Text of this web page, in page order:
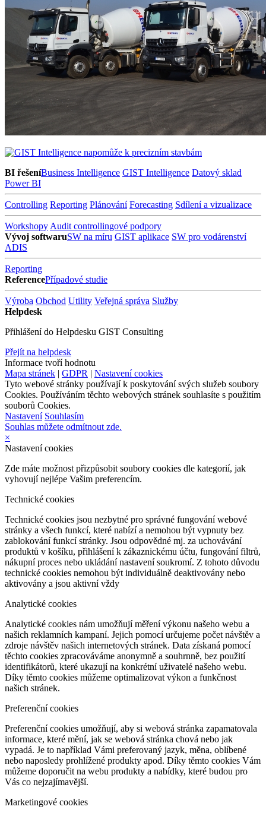
BI řešeníBusiness Intelligence GIST Intelligence Datový sklad
Power BI
Controlling Reporting Plánování Forecasting Sdílení a vizualizace
Workshopy Audit controllingové podpory
Vývoj softwaruSW na míru GIST aplikace SW pro vodárenství
ADIS
Reporting
ReferencePřípadové studie
Výroba Obchod Utility Veřejná správa Služby
Helpdesk
Přihlášení do Helpdesku GIST Consulting
Přejít na helpdesk
Informace tvoří hodnotu
Mapa stránek | GDPR | Nastavení cookies
Tyto webové stránky používají k poskytování svých služeb soubory
Cookies. Používáním těchto webových stránek souhlasíte s použitím
souborů Cookies.
Nastavení Souhlasím
Souhlas můžete odmítnout zde.
×
Nastavení cookies
Zde máte možnost přizpůsobit soubory cookies dle kategorií, jak
vyhovují nejlépe Vašim preferencím.
Technické cookies
Technické cookies jsou nezbytné pro správné fungování webové
stránky a všech funkcí, které nabízí a nemohou být vypnuty bez
zablokování funkcí stránky. Jsou odpovědné mj. za uchovávání
produktů v košíku, přihlášení k zákaznickému účtu, fungování filtrů,
nákupní proces nebo ukládání nastavení soukromí. Z tohoto důvodu
technické cookies nemohou být individuálně deaktivovány nebo
aktivovány a jsou aktivní vždy
Analytické cookies
Analytické cookies nám umožňují měření výkonu našeho webu a
našich reklamních kampaní. Jejich pomocí určujeme počet návštěv a
zdroje návštěv našich internetových stránek. Data získaná pomocí
těchto cookies zpracováváme anonymně a souhrnně, bez použití
identifikátorů, které ukazují na konkrétní uživatelé našeho webu.
Díky těmto cookies můžeme optimalizovat výkon a funkčnost
našich stránek.
Preferenční cookies
Preferenční cookies umožňují, aby si webová stránka zapamatovala
informace, které mění, jak se webová stránka chová nebo jak
vypadá. Je to například Vámi preferovaný jazyk, měna, oblíbené
nebo naposledy prohlížené produkty apod. Díky těmto cookies Vám
můžeme doporučit na webu produkty a nabídky, které budou pro
Vás co nejzajímavější.
Marketingové cookies